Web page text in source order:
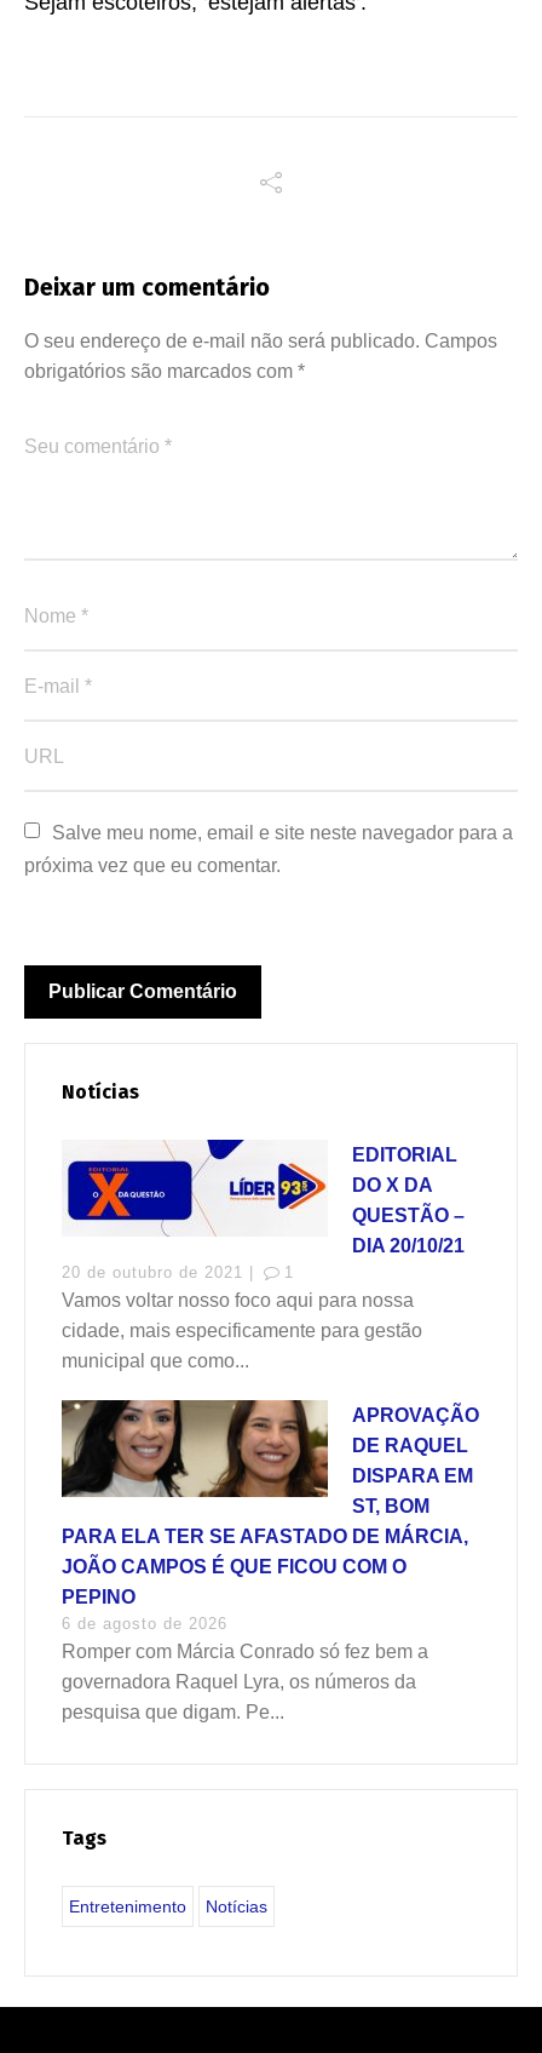
Deixar um comentário
O seu endereço de e-mail não será publicado. Campos
obrigatórios são marcados com *
Salve meu nome, email e site neste navegador para a
próxima vez que eu comentar.
Notícias
EDITORIAL
DO X DA
QUESTÃO –
DIA 20/10/21
20 de outubro de 2021 | 1
Vamos voltar nosso foco aqui para nossa
cidade, mais especificamente para gestão
municipal que como...
APROVAÇÃO
DE RAQUEL
DISPARA EM
ST, BOM
PARA ELA TER SE AFASTADO DE MÁRCIA,
JOÃO CAMPOS É QUE FICOU COM O
PEPINO
6 de agosto de 2026
Romper com Márcia Conrado só fez bem a
governadora Raquel Lyra, os números da
pesquisa que digam. Pe...
Tags
Entretenimento Notícias